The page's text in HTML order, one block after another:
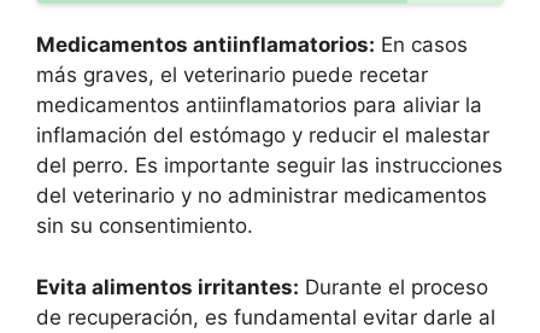
Medicamentos antiinflamatorios: En casos
más graves, el veterinario puede recetar
medicamentos antiinflamatorios para aliviar la
inflamación del estómago y reducir el malestar
del perro. Es importante seguir las instrucciones
del veterinario y no administrar medicamentos
sin su consentimiento.
Evita alimentos irritantes: Durante el proceso
de recuperación, es fundamental evitar darle al